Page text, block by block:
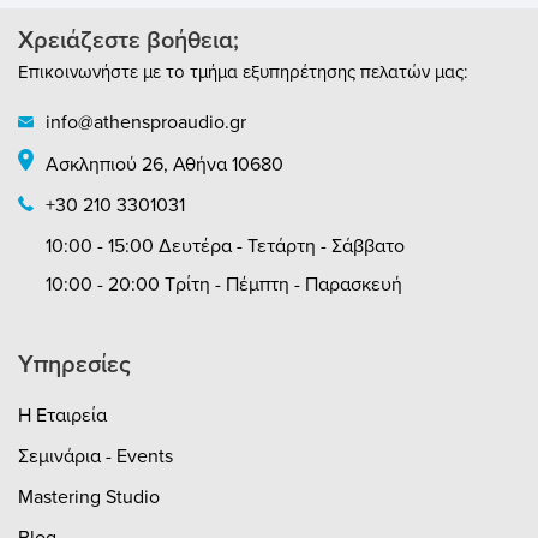
Streaming παιχνίδι.
Αν κάνετε Live Streaming ή podcasting, θα
εκτιμήσετε τη λειτουργία loopback της MOTU
M2. Το Loopback συνδυάζει το μικρόφωνο ή
άλλα σήματα εισόδου με την έξοδο από τον
υπολογιστή σας και στη συνέχεια στέλνει το
αναμεμιγμένο σήμα στον υπολογιστή σας. Αυτό
σας επιτρέπει να καταγράφετε την έξοδο του
εισάγει.
καθυστέρηση.
Χρειάζεστε βοήθεια;
Επικοινωνήστε με το τμήμα εξυπηρέτησης πελατών μας:
info@athensproaudio.gr
Ασκληπιού 26, Αθήνα 10680
+30 210 3301031
10:00 - 15:00 Δευτέρα - Τετάρτη - Σάββατο
10:00 - 20:00 Τρίτη - Πέμπτη - Παρασκευή
Υπηρεσίες
Η Εταιρεία
Σεμινάρια - Events
Mastering Studio